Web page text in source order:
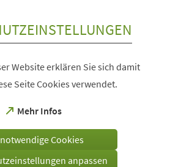
Website erklären Sie sich damit
Seite Cookies verwendet.
Mehr Infos
(Öffnet
einem
Tab)
Cookies
anpassen